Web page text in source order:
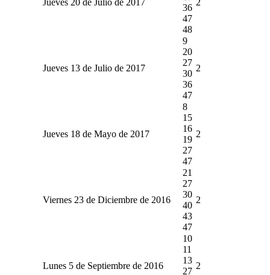
36
47
48
Jueves 13 de Julio de 2017
9
20
27
30
36
47
2
Jueves 18 de Mayo de 2017
8
15
16
19
27
47
2
Viernes 23 de Diciembre de 2016
21
27
30
40
43
47
2
Lunes 5 de Septiembre de 2016
10
11
13
27
2